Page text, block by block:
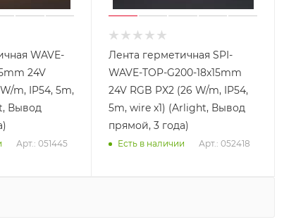
WAVE-
24V
m, IP54, 5m,
Вывод
Арт.: 051445
Лента герметичная SPI-
WAVE-TOP-G200-18x15mm
24V RGB PX2 (26 W/m, IP54,
5m, wire x1) (Arlight, Вывод
прямой, 3 года)
Есть в наличии Арт.: 052418